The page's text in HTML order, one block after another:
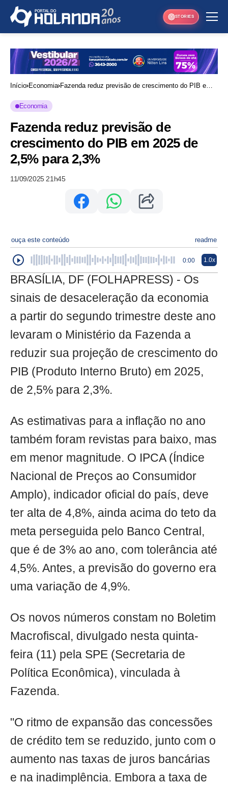
STORIES
Início Economia Fazenda reduz previsão de crescimento do PIB em
Economia
Fazenda reduz previsão de
crescimento do PIB em 2025 de
2,5% para 2,3%
11/09/2025 21h45
ouça este conteúdo readme
0:00 1.0x
BRASÍLIA, DF (FOLHAPRESS) - Os
sinais de desaceleração da economia
a partir do segundo trimestre deste ano
levaram o Ministério da Fazenda a
reduzir sua projeção de crescimento do
PIB (Produto Interno Bruto) em 2025,
de 2,5% para 2,3%.
As estimativas para a inflação no ano
também foram revistas para baixo, mas
em menor magnitude. O IPCA (Índice
Nacional de Preços ao Consumidor
Amplo), indicador oficial do país, deve
ter alta de 4,8%, ainda acima do teto da
meta perseguida pelo Banco Central,
que é de 3% ao ano, com tolerância até
4,5%. Antes, a previsão do governo era
uma variação de 4,9%.
Os novos números constam no Boletim
Macrofiscal, divulgado nesta quinta-
feira (11) pela SPE (Secretaria de
Política Econômica), vinculada à
Fazenda.
"O ritmo de expansão das concessões
de crédito tem se reduzido, junto com o
aumento nas taxas de juros bancárias
e na inadimplência. Embora a taxa de